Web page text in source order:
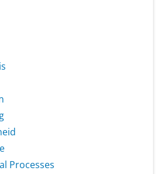
Processes